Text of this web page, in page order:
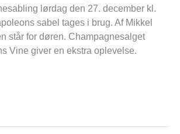
lørdag den 27. december kl.
sabel tages i brug. Af Mikkel
står for døren. Champagnesalget
Vine giver en ekstra oplevelse.